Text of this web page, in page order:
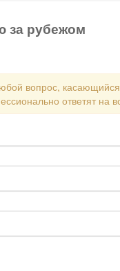
за рубежом
вопрос,
ответят на